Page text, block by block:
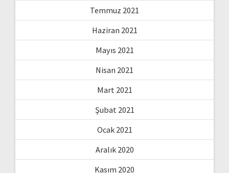
Temmuz 2021
Haziran 2021
Mayıs 2021
Nisan 2021
Mart 2021
Şubat 2021
Ocak 2021
Aralık 2020
Kasım 2020